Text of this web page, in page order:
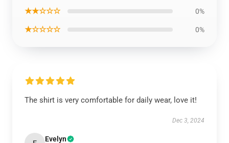
★★☆☆☆ 0%
★☆☆☆☆ 0%
The shirt is very comfortable for daily wear, love it!
Dec 3, 2024
Evelyn